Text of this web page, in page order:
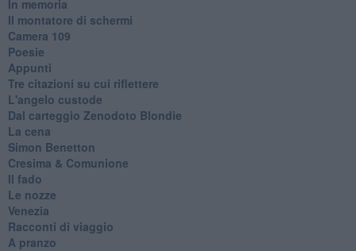
In memoria
Il montatore di schermi
Camera 109
Poesie
Appunti
Tre citazioni su cui riflettere
L'angelo custode
Dal carteggio Zenodoto Blondie
La cena
Simon Benetton
Cresima & Comunione
Il fado
Le nozze
Venezia
Racconti di viaggio
A pranzo